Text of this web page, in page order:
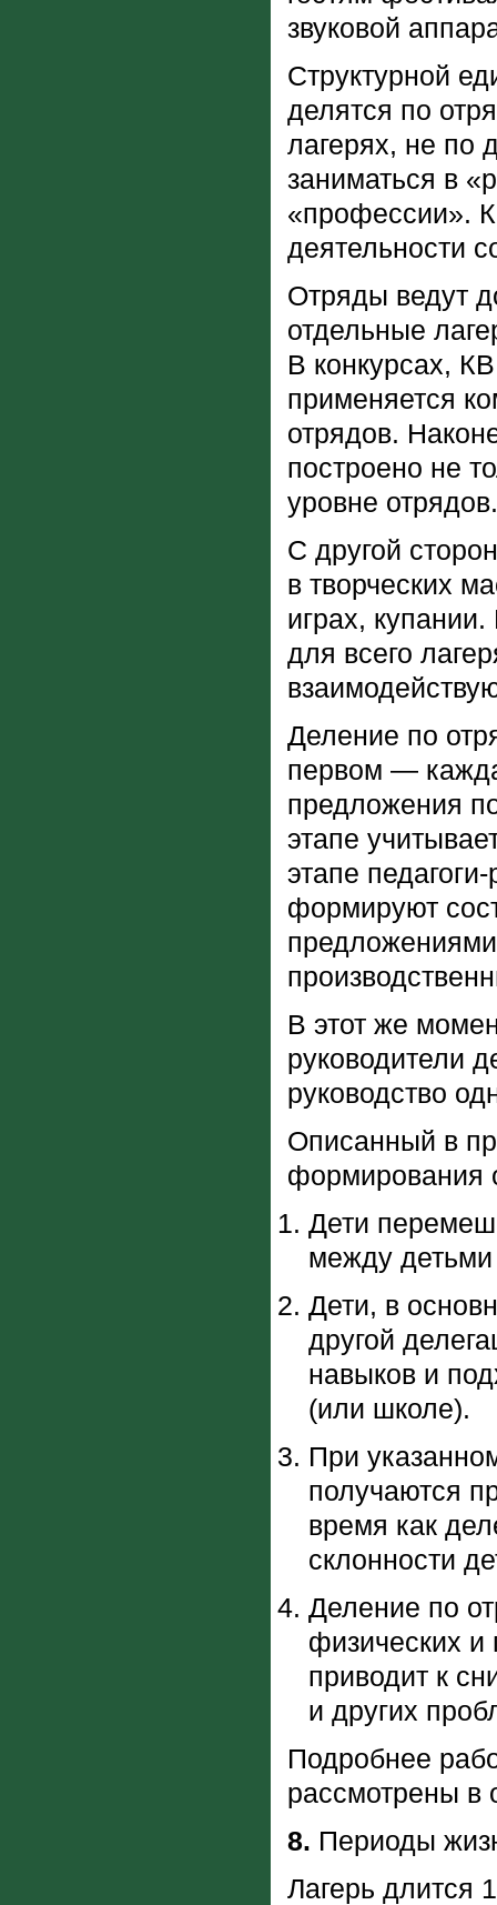
звуковой
Структурной
делятся по
лагерях, не по
заниматься в
«профессии».
деятельности
Отряды ведут
отдельные
В конкурсах,
применяется
отрядов.
построено не
уровне отрядов.
С другой
в творческих
играх,
для всего
Деление по
первом —
предложения
этапе
этапе
формируют
В этот же
руководители
руководство
Описанный в
формирования
Дети
между детьми
Дети, в
другой
навыков и
(или школе).
При
получаются
время как
склонности
Деление по
физических и
приводит к
и других
Подробнее
рассмотрены в
8. Периоды
Лагерь длится